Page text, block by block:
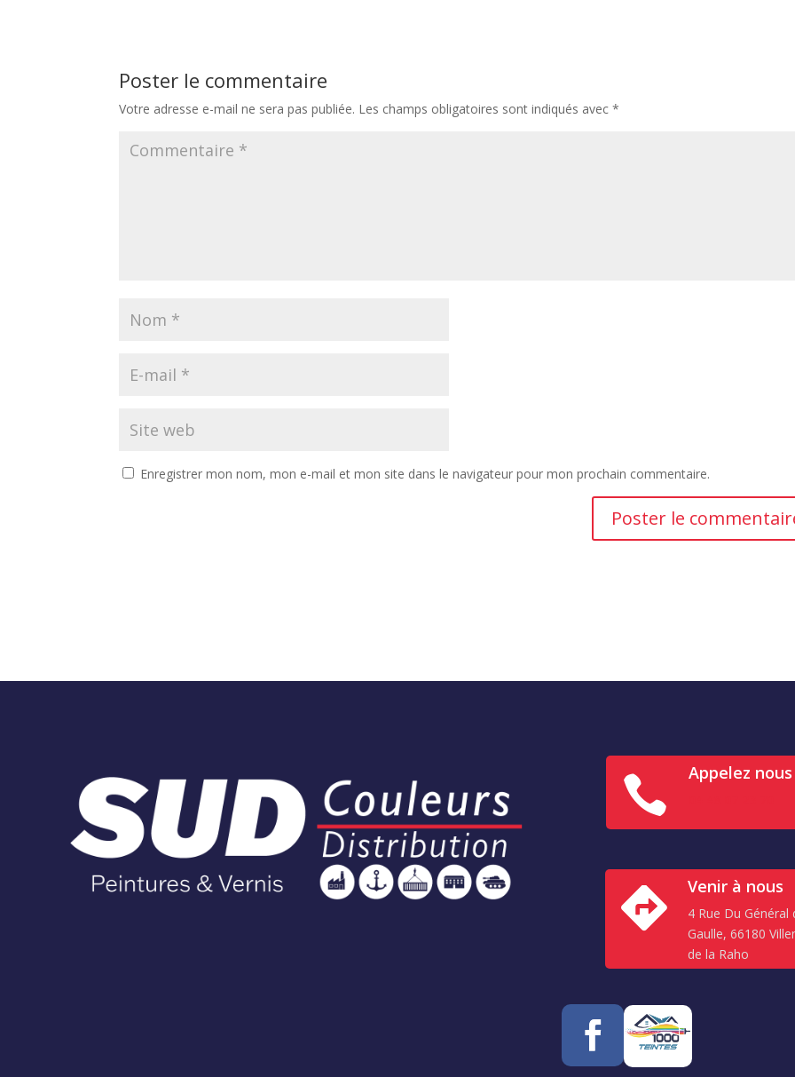
Poster le commentaire
Votre adresse e-mail ne sera pas publiée. Les champs obligatoires sont indiqués avec*
Enregistrer mon nom, mon e-mail et mon site dans le navigateur pour mon prochain commentaire.
 Appelez nous
 Venir à nous
4 Rue Du Général
Gaulle, 66180
de la Raho